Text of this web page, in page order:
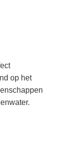
op het